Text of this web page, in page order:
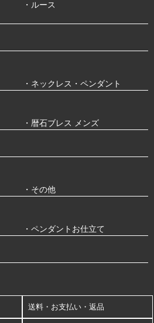
・ルース
・ネックレス・ペンダント
・暦石ブレス メンズ
・その他
・ペンダントお仕立て
送料・お支払い・返品